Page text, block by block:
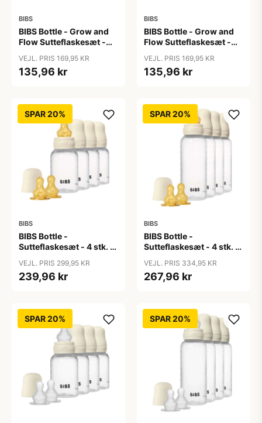
BIBS
BIBS Bottle - Grow and
Flow Sutteflaskesæt -
Naturgummi/Rund -
150ml/270ml - 2-Pak -
VEJL. PRIS 169,95 KR
135,96 kr
BIBS
BIBS Bottle - Grow and
Flow Sutteflaskesæt -
150ml/270ml - 2-Pak -
Ivory
VEJL. PRIS 169,95 KR
135,96 kr
SPAR 20%
BIBS
BIBS Bottle -
Sutteflaskesæt - 4 stk. -
150ml - Ivory
VEJL. PRIS 299,95 KR
239,96 kr
SPAR 20%
BIBS
BIBS Bottle -
Sutteflaskesæt - 4 stk. -
270ml - Ivory
VEJL. PRIS 334,95 KR
267,96 kr
SPAR 20% SPAR 20%